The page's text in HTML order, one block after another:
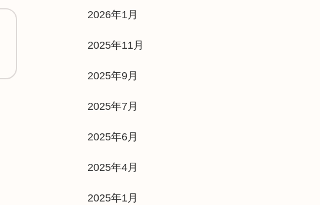
2026年1月
2025年11月
2025年9月
2025年7月
2025年6月
2025年4月
2025年1月